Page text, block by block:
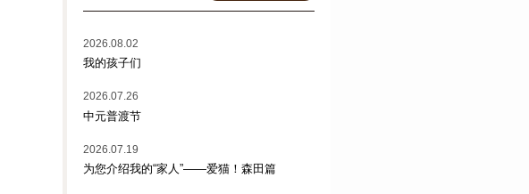
2026.08.02
我的孩子们
2026.07.26
中元普渡节
2026.07.19
为您介绍我的“家人”——爱猫！森田篇